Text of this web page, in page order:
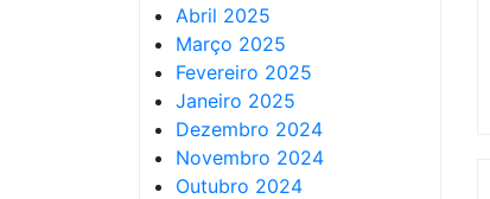
Abril 2025
Março 2025
Fevereiro 2025
Janeiro 2025
Dezembro 2024
Novembro 2024
Outubro 2024